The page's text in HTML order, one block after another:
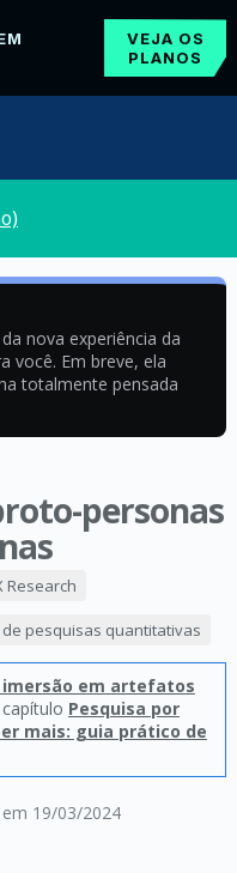
VEJA OS
PLANOS
nova experiência da
você. Em breve, ela
totalmente pensada
personas
em 19/03/2024
Research
pesquisas quantitativas
imersão em artefatos
Pesquisa por
mais: guia prático de